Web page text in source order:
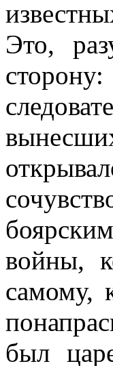
Это,
войны,
самому,
был